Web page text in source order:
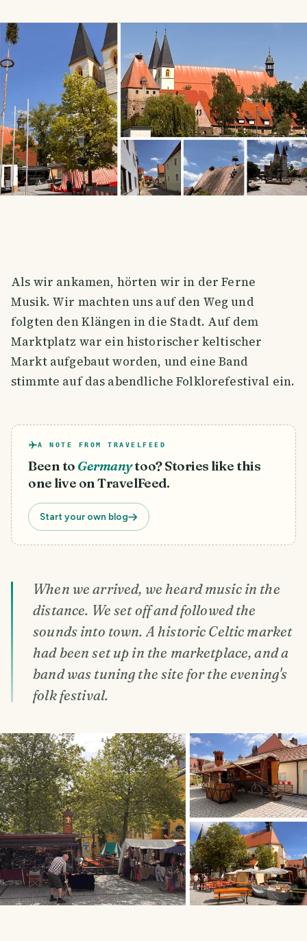
Als wir ankamen, hörten wir in der Ferne
Musik. Wir machten uns auf den Weg und
folgten den Klängen in die Stadt. Auf dem
Marktplatz war ein historischer keltischer
Markt aufgebaut worden, und eine Band
stimmte auf das abendliche Folklorefestival ein.
A NOTE FROM TRAVELFEED
Been to Germanytoo? Stories like this
one live on TravelFeed.
Start your own blog
When we arrived, we heard music in the
distance. We set off and followed the
sounds into town. A historic Celtic market
had been set up in the marketplace, and a
band was tuning the site for the evening's
folk festival.